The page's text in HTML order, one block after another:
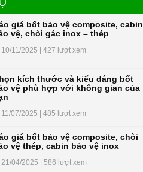
giá bốt bảo vệ composite, cabin
vệ, chòi gác inox – thép
10/11/2025 | 427 lượt xem
kích thước và kiểu dáng bốt
vệ phù hợp với không gian của
11/07/2025 | 485 lượt xem
giá bốt bảo vệ composite, chòi
vệ thép, cabin bảo vệ inox
21/04/2025 | 586 lượt xem